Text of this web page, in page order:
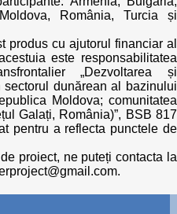
România, Turcia și
produs cu ajutorul financiar al
este responsabilitatea
„Dezvoltarea și
dunărean al bazinului
Moldova; comunitatea
Galați, România)”, BSB 817
pentru a reflecta punctele de
proiect, ne puteți contacta la